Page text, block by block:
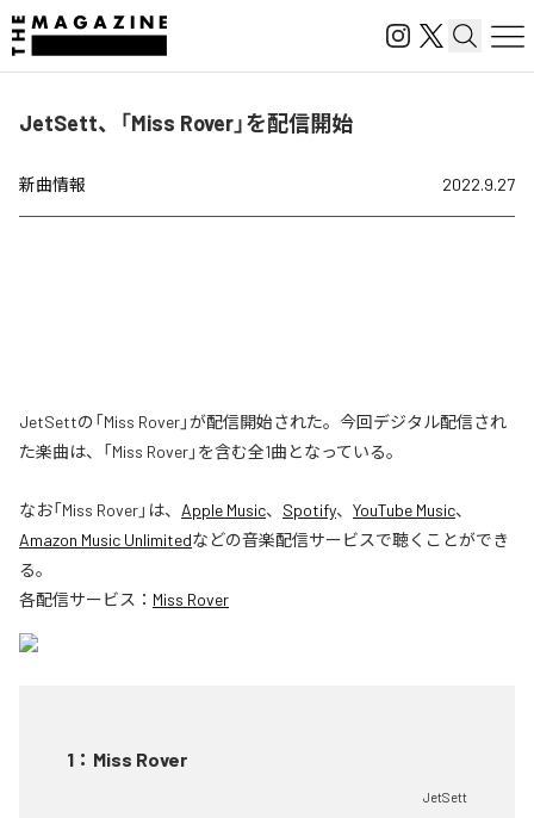
JetSett、「Miss Rover」を配信開始
新曲情報 2022.9.27
JetSettの「Miss Rover」が配信開始された。今回デジタル配信され
た楽曲は、「Miss Rover」を含む全1曲となっている。
なお「Miss Rover」は、 Apple Music、 Spotify、 YouTube Music、
Amazon Music Unlimitedなどの音楽配信サービスで聴くことができ
る。
各配信サービス： Miss Rover
1 ： Miss Rover
JetSett